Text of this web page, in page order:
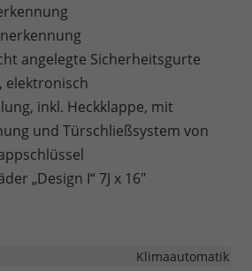
angelegte Sicherheitsgurte
elektronisch
inkl. Heckklappe, mit
und Türschließsystem von
„Design I“ 7J x 16"
Klimaautomatik